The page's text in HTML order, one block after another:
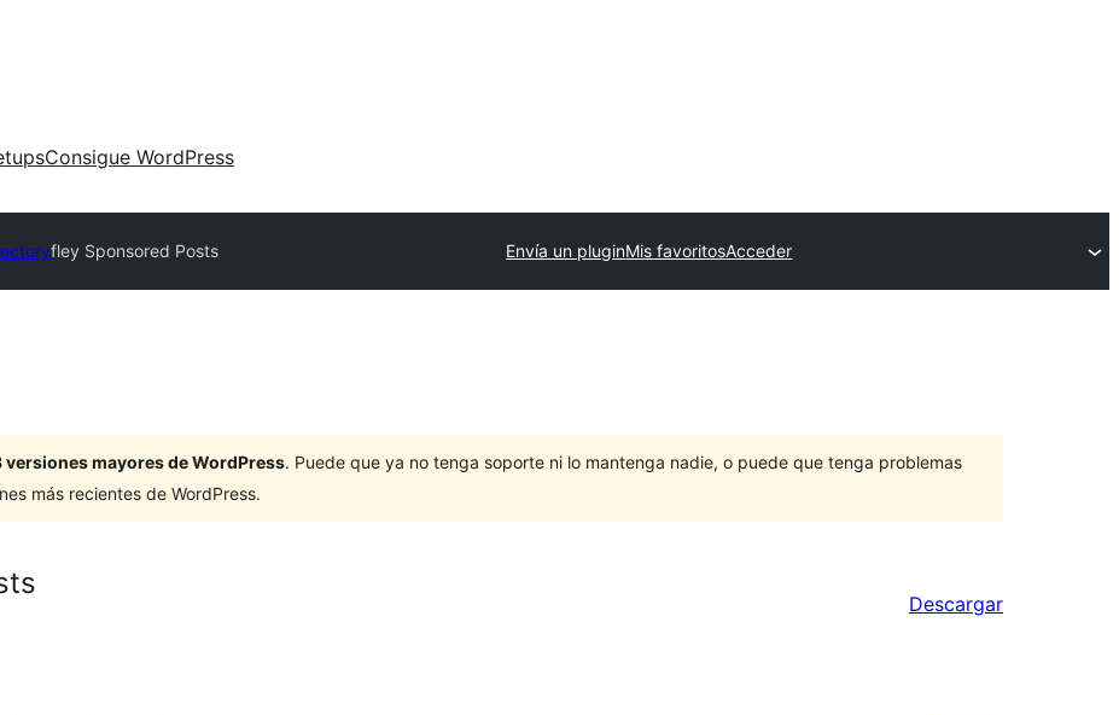
Consigue WordPress
fley Sponsored Posts Envía un pluginMis favoritosAcceder
mayores de WordPress. Puede que ya no tenga soporte ni lo mantenga nadie, o puede que tenga problemas
más recientes de WordPress.
Descargar